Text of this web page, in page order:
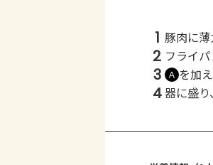
1 豚肉に
2 フライ
3 Ａ を加
4器に盛り